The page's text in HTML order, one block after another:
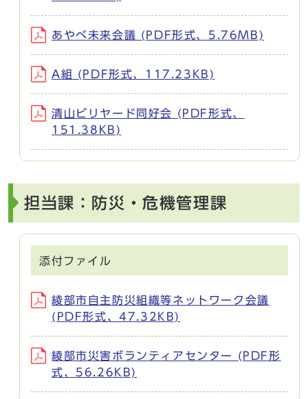
あやべ未来会議 (PDF形式、5.76MB)
A組 (PDF形式、117.23KB)
清山ビリヤード同好会 (PDF形式、
151.38KB)
担当課：防災・危機管理課
添付ファイル
綾部市自主防災組織等ネットワーク会議
(PDF形式、47.32KB)
綾部市災害ボランティアセンター (PDF形
式、56.26KB)